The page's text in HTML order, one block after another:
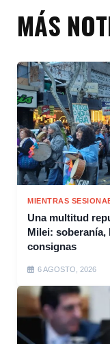
MÁS
MIENTRAS
Una multitud
Milei: soberanía,
consignas
6 AGOSTO, 2026